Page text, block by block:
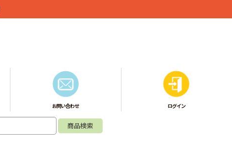
お問い合わせ ログイン